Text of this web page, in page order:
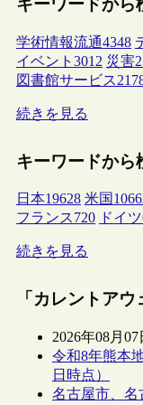
キーワードから
学術情報流通4348
イベント 3012 災害
図書館サービス
続きを見る
キーワードから
日本19628 米国
フランス720 ドイツ
続きを見る
「カレントア
2026年08月07
令和8年熊本
日時点）
名古屋市、名